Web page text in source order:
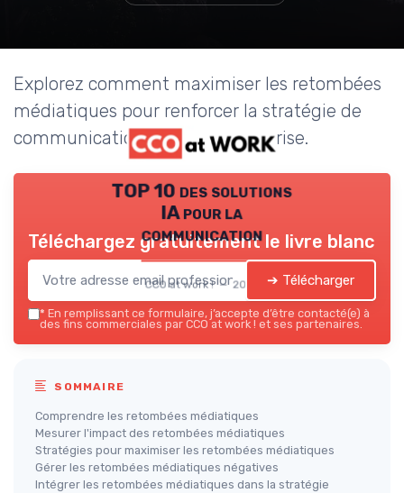
Explorez comment maximiser les retombées
médiatiques pour renforcer la stratégie de
communication de votre entreprise.
TOP 10 des solutions
IA pour la
communication
CCO at work ! — 2026
Téléchargez gratuitement le livre blanc
➔ Télécharger
* En remplissant ce formulaire, j’accepte d’être contacté(e) à
des fins commerciales par CCO at work ! et ses partenaires.
SOMMAIRE
Comprendre les retombées médiatiques
Mesurer l'impact des retombées médiatiques
Stratégies pour maximiser les retombées médiatiques
Gérer les retombées médiatiques négatives
Intégrer les retombées médiatiques dans la stratégie